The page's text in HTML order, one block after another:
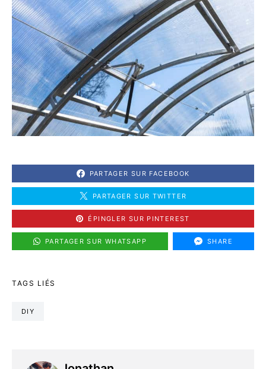
PARTAGER SUR FACEBOOK
PARTAGER SUR TWITTER
ÉPINGLER SUR PINTEREST
PARTAGER SUR WHATSAPP SHARE
TAGS LIÉS
DIY